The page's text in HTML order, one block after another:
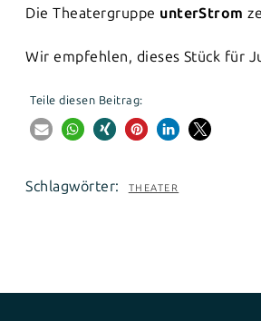
Die Theatergruppe unterStrom
Wir empfehlen, dieses Stück für
Teile diesen Beitrag:
Schlagwörter: THEATER